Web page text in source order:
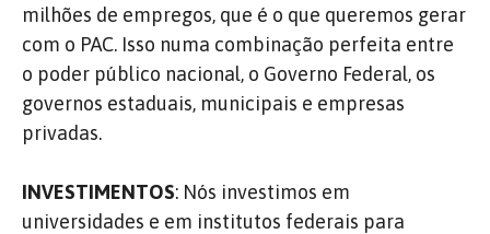
milhões de empregos, que é o que queremos gerar
com o PAC. Isso numa combinação perfeita entre
o poder público nacional, o Governo Federal, os
governos estaduais, municipais e empresas
privadas.
INVESTIMENTOS: Nós investimos em
universidades e em institutos federais para